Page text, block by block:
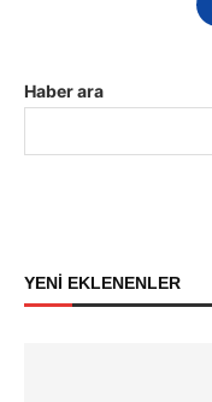
Haber ara
YENİ EKLENENLER